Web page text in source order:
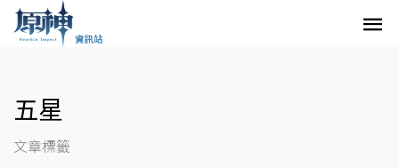
五星
文章標籤